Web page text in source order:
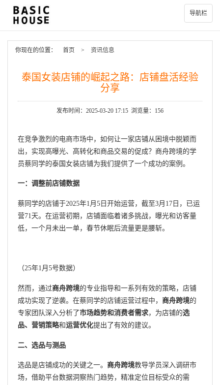
导航栏
你现在的位置： 首页 > 资讯信息
泰国女装店铺的崛起之路：店铺盘活经验
分享
发布时间：2025-03-20 17:15 浏览量：156
在竞争激烈的电商市场中，如何让一家店铺从困境中脱颖而
出，实现高曝光、高转化和商品交易的促成？商舟跨境的学
员蔡同学的泰国女装店铺为我们提供了一个成功的案例。
一：调整前店铺数据
蔡同学的店铺于2025年1月5日开始运营，截至3月17日，已运
营71天。在运营初期，店铺面临着诸多挑战，曝光和访客量
低，一个月未出一单，春节休眠后流量更是腰斩。
（25年1月5号数据）
然而，通过商舟跨境的专业指导和一系列有效的策略，店铺
成功实现了逆袭。在蔡同学的店铺运营过程中， 商舟跨境的
专家团队深入分析了市场趋势和消费者需求，为店铺的选
品、营销策略和运营优化提出了有效的建议。
二、选品与测品
选品是店铺成功的关键之一。 商舟跨境教导学员深入调研市
场，借助平台数据洞察热门趋势，精准定位目标受众的需